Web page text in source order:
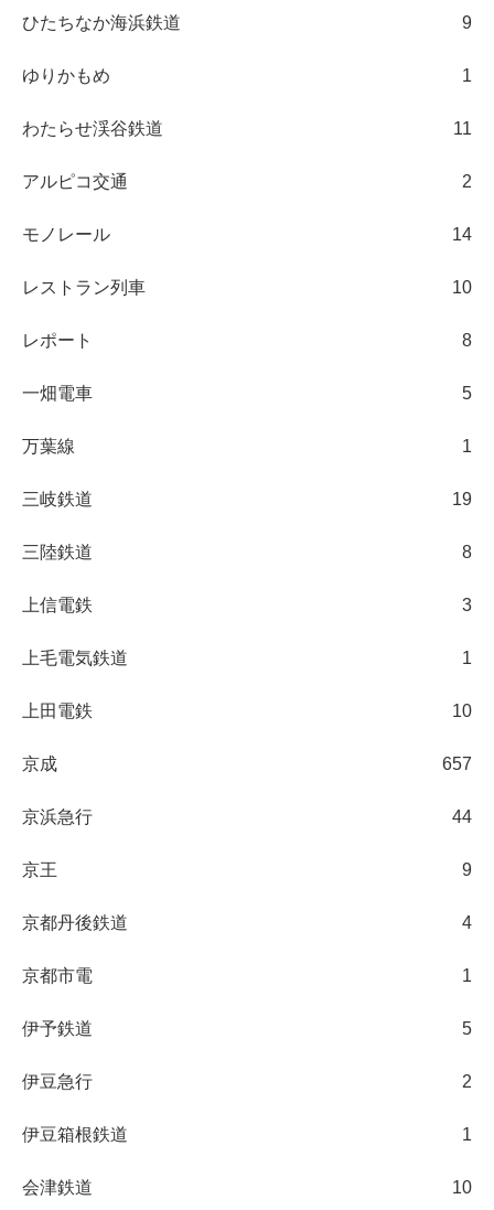
ひたちなか海浜鉄道 9
ゆりかもめ 1
わたらせ渓谷鉄道 11
アルピコ交通 2
モノレール 14
レストラン列車 10
レポート 8
一畑電車 5
万葉線 1
三岐鉄道 19
三陸鉄道 8
上信電鉄 3
上毛電気鉄道 1
上田電鉄 10
京成 657
京浜急行 44
京王 9
京都丹後鉄道 4
京都市電 1
伊予鉄道 5
伊豆急行 2
伊豆箱根鉄道 1
会津鉄道 10